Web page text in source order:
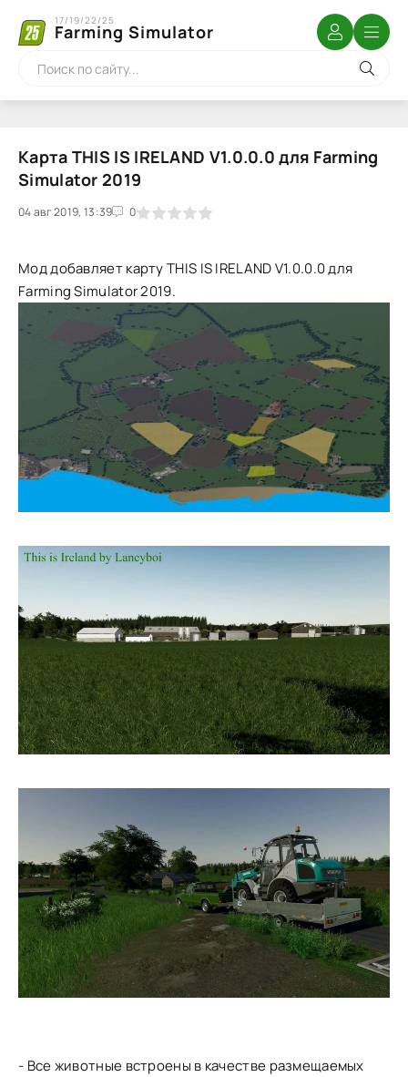
Farming Simulator
17/19/22/25
Карта THIS IS IRELAND V1.0.0.0 для Farming
Simulator 2019
04 авг 2019, 13:39 0
1 2 3 4 5
Мод добавляет карту THIS IS IRELAND V1.0.0.0 для
Farming Simulator 2019.
- Все животные встроены в качестве размещаемых